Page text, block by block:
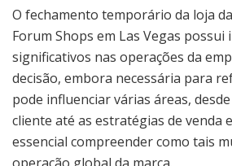
O fechamento temporário da loja
Forum Shops em Las Vegas possui
significativos nas operações da
decisão, embora necessária para
pode influenciar várias áreas,
cliente até as estratégias de venda
essencial compreender como tais